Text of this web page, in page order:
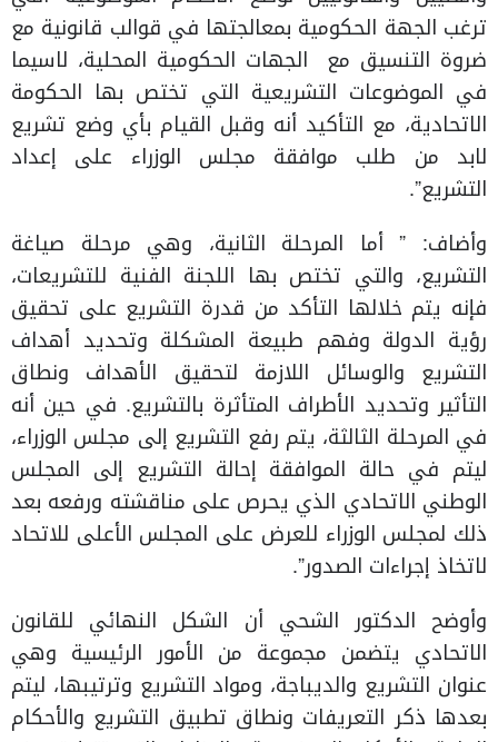
ترغب الجهة الحكومية بمعالجتها في قوالب قانونية مع
ضروة التنسيق مع الجهات الحكومية المحلية، لاسيما
في الموضوعات التشريعية التي تختص بها الحكومة
الاتحادية، مع التأكيد أنه وقبل القيام بأي وضع تشريع
لابد من طلب موافقة مجلس الوزراء على إعداد
التشريع”.
وأضاف: ” أما المرحلة الثانية، وهي مرحلة صياغة
التشريع، والتي تختص بها اللجنة الفنية للتشريعات،
فإنه يتم خلالها التأكد من قدرة التشريع على تحقيق
رؤية الدولة وفهم طبيعة المشكلة وتحديد أهداف
التشريع والوسائل اللازمة لتحقيق الأهداف ونطاق
التأثير وتحديد الأطراف المتأثرة بالتشريع. في حين أنه
في المرحلة الثالثة، يتم رفع التشريع إلى مجلس الوزراء،
ليتم في حالة الموافقة إحالة التشريع إلى المجلس
الوطني الاتحادي الذي يحرص على مناقشته ورفعه بعد
ذلك لمجلس الوزراء للعرض على المجلس الأعلى للاتحاد
لاتخاذ إجراءات الصدور”.
وأوضح الدكتور الشحي أن الشكل النهائي للقانون
الاتحادي يتضمن مجموعة من الأمور الرئيسية وهي
عنوان التشريع والديباجة، ومواد التشريع وترتيبها، ليتم
بعدها ذكر التعريفات ونطاق تطبيق التشريع والأحكام